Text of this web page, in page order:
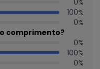
N/D*
R$ 51,6
R$ 51,6
R$ 64,5
R$ 64,5
0%
100%
0%
comprimento?
0%
100%
0%